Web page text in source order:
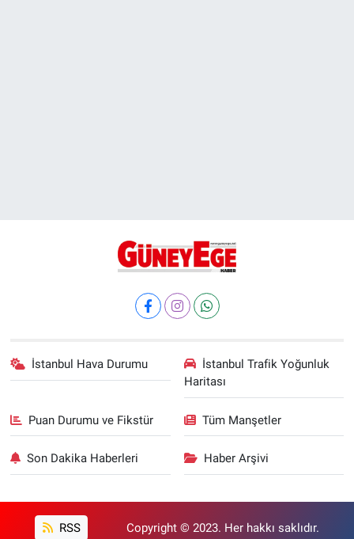
İstanbul Hava Durumu
İstanbul Trafik Yoğunluk
Haritası
Puan Durumu ve Fikstür Tüm Manşetler
Son Dakika Haberleri Haber Arşivi
RSS Copyright © 2023. Her hakkı saklıdır.